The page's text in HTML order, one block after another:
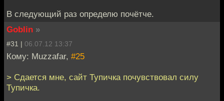
В следующий раз определю почётче.
Goblin »
#31 | 06.07.12 13:37
Кому: Muzzafar, #25
> Сдается мне, сайт Тупичка почувствовал силу
Тупичка.